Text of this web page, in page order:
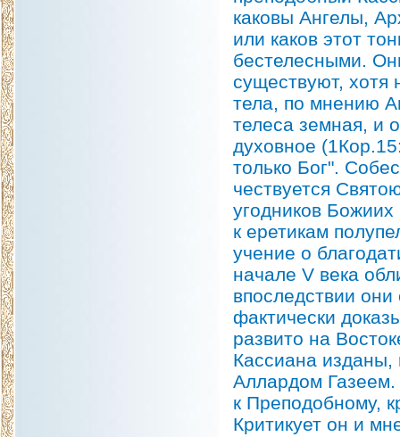
каковы Ангелы,
или каков этот
бестелесными.
существуют, хотя
тела, по мнению
телеса земная, и
духовное
только Бог".
чествуется
угодников
к еретикам
учение о
начале V века
впоследствии
фактически
развито на
Кассиана изданы,
Аллардом Газеем.
к Преподобному,
Критикует он и